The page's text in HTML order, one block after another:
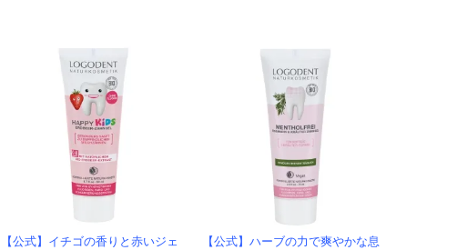
【公式】イチゴの香りと赤いジェ
【公式】ハーブの力で爽やかな息